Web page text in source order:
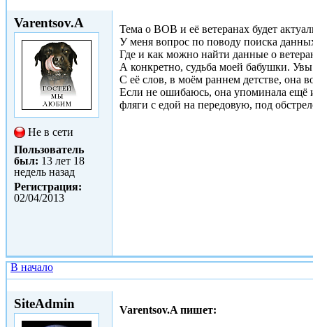
Varentsov.A
Не в сети
Пользователь
был: 13 лет 18
недель назад
Регистрация:
02/04/2013
Тема о ВОВ и её ветеранах будет
У меня вопрос по поводу поиска
Где и как можно найти данные о
А конкретно, судьба моей бабушки.
С её слов, в моём раннем детстве, она
Если не ошибаюсь, она упоминала ещё
фляги с едой на передовую, под
В начало
SiteAdmin
Varentsov.A пишет: